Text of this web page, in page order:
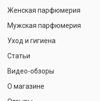
Женская парфюмерия
Мужская парфюмерия
Уход и гигиена
Статьи
Видео-обзоры
О магазине